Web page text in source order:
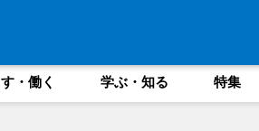
・働く 学ぶ・知る 特集